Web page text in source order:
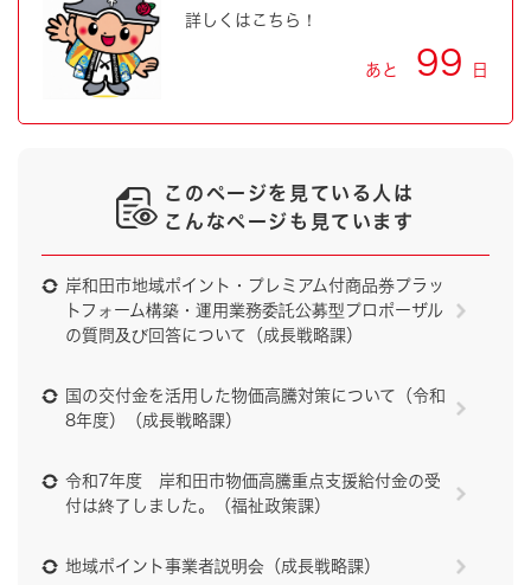
詳しくはこちら！
あと 99 日
このページを見ている人は
こんなページも見ています
岸和田市地域ポイント・プレミアム付商品券プラッ
トフォーム構築・運用業務委託公募型プロポーザル
の質問及び回答について（成長戦略課）
国の交付金を活用した物価高騰対策について（令和
8年度）（成長戦略課）
令和7年度 岸和田市物価高騰重点支援給付金の受
付は終了しました。（福祉政策課）
地域ポイント事業者説明会（成長戦略課）